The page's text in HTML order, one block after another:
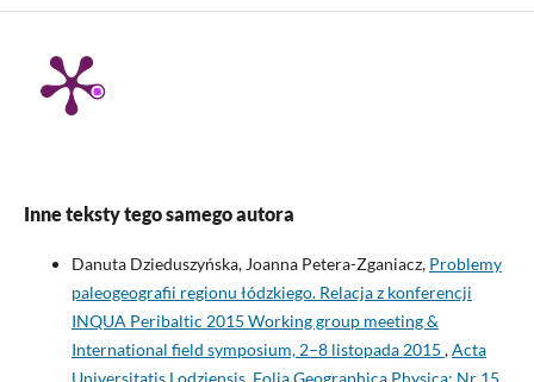
Inne teksty tego samego autora
Danuta Dzieduszyńska, Joanna Petera-Zganiacz, Problemy
paleogeografii regionu łódzkiego. Relacja z konferencji
INQUA Peribaltic 2015 Working group meeting &
International field symposium, 2–8 listopada 2015 ,Acta
Universitatis Lodziensis. Folia Geographica Physica: Nr 15